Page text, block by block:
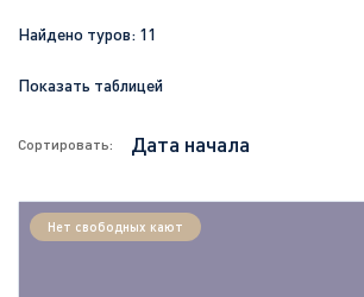
Показать таблицей
Найдено туров: 11
Сортировать:
Нет свободных кают